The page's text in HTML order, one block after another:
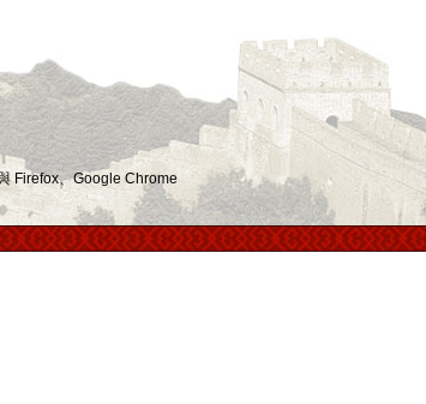
Firefox、Google Chrome